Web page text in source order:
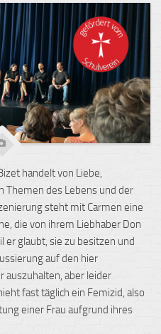
handelt von Liebe,
Themen des Lebens und der
steht mit Carmen eine
die von ihrem Liebhaber Don
er glaubt, sie zu besitzen und
auf den hier
auszuhalten, aber leider
fast täglich ein Femizid, also
einer Frau aufgrund ihres